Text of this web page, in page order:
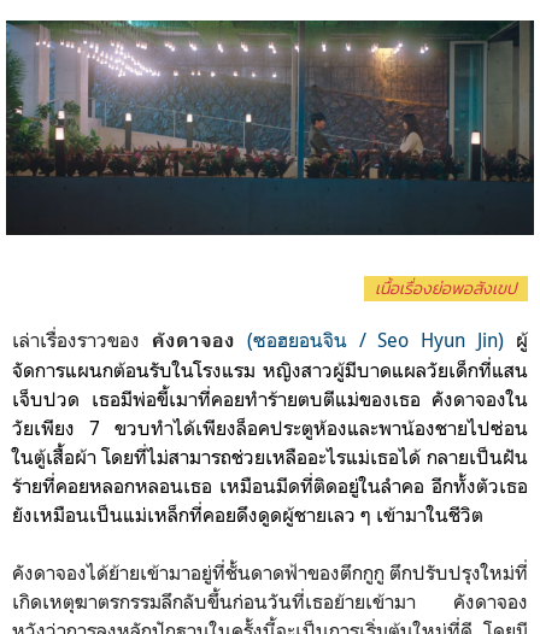
เนื้อเรื่องย่อพอสังเขป
เล่าเรื่องราวของ คังดาจอง (ซอฮยอนจิน / Seo Hyun Jin) ผู้
จัดการแผนกต้อนรับในโรงแรม หญิงสาวผู้มีบาดแผลวัยเด็กที่แสน
เจ็บปวด เธอมีพ่อขี้เมาที่คอยทำร้ายตบตีแม่ของเธอ คังดาจองใน
วัยเพียง 7 ขวบทำได้เพียงล็อคประตูห้องและพาน้องชายไปซ่อน
ในตู้เสื้อผ้า โดยที่ไม่สามารถช่วยเหลืออะไรแม่เธอได้ กลายเป็นฝัน
ร้ายที่คอยหลอกหลอนเธอ เหมือนมีดที่ติดอยู่ในลำคอ อีกทั้งตัวเธอ
ยังเหมือนเป็นแม่เหล็กที่คอยดึงดูดผู้ชายเลว ๆ เข้ามาในชีวิต
คังดาจองได้ย้ายเข้ามาอยู่ที่ชั้นดาดฟ้าของตึกกูกู ตึกปรับปรุงใหม่ที่
เกิดเหตุฆาตรกรรมลึกลับขึ้นก่อนวันที่เธอย้ายเข้ามา คังดาจอง